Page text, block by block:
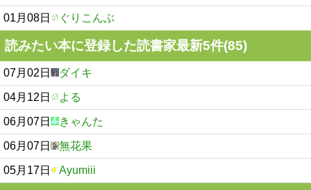
01月08日 ぐりこんぶ
読みたい本に登録した読書家最新5件(85)
07月02日 ダイキ
04月12日 よる
06月07日 きゃんた
06月07日 無花果
05月17日 Ayumiii